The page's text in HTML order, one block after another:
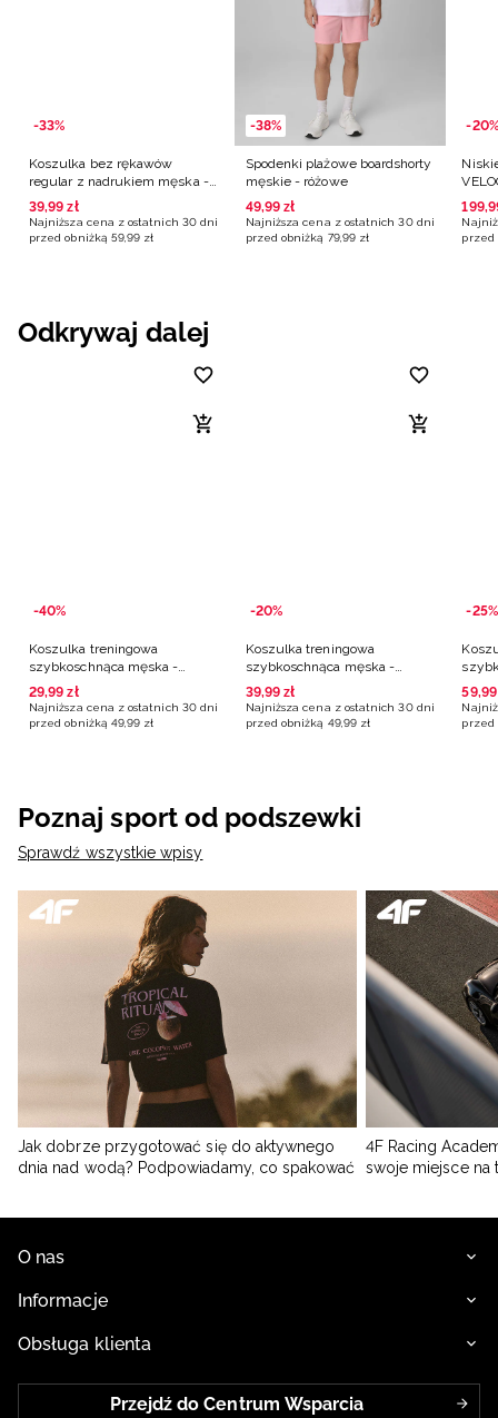
-33%
Koszulka bez rękawów
regular z nadrukiem męska -
biała
39,99 zł
Najniższa cena z ostatnich 30 dni
przed obniżką 59,99 zł
-38%
Spodenki plażowe boardshorty
męskie - różowe
49,99 zł
Najniższa cena z ostatnich 30 dni
przed obniżką 79,99 zł
-20%
199,
przed
Odkrywaj dalej
-40%
Koszulka treningowa
szybkoschnąca męska -
pomarańczowa
29,99 zł
Najniższa cena z ostatnich 30 dni
przed obniżką 49,99 zł
-20%
Koszulka treningowa
szybkoschnąca męska -
zielona
39,99 zł
Najniższa cena z ostatnich 30 dni
przed obniżką 49,99 zł
-25%
59,99
przed
Poznaj sport od podszewki
Sprawdź wszystkie wpisy
Jak dobrze przygotować się do aktywnego
dnia nad wodą? Podpowiadamy, co spakować
4F Racing
swoje miejsce na
O nas
Informacje
Obsługa klienta
Przejdź do Centrum Wsparcia